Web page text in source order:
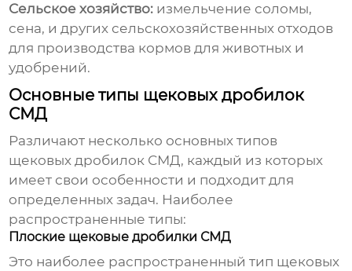
Сельское хозяйство: измельчение соломы,
сена, и других сельскохозяйственных отходов
для производства кормов для животных и
удобрений.
Основные типы щековых дробилок
СМД
Различают несколько основных типов
щековых дробилок СМД, каждый из которых
имеет свои особенности и подходит для
определенных задач. Наиболее
распространенные типы:
Плоские щековые дробилки СМД
Это наиболее распространенный тип щековых